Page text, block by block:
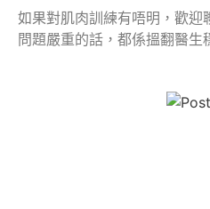
如果對肌肉訓練有唔明，歡迎
問題嚴重的話，都係搵翻醫生